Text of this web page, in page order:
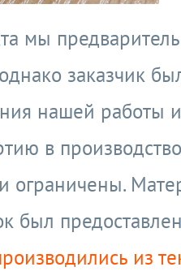
мы
заказчик
нашей работы
в
ограничены.
был
из